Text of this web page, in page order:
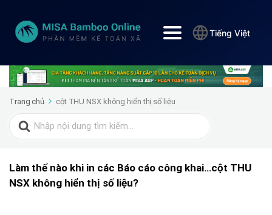
Tiếng Việt
Trang chủ cột THU NSX không hiển thị số liệu
Search
for:
Làm thế nào khi in các Báo cáo công khai…cột THU
NSX không hiển thị số liệu?